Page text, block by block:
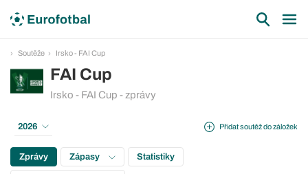
Soutěže Irsko - FAI Cup
FAI Cup
Irsko - FAI Cup - zprávy
Přidat soutěž do záložek
2026
Zprávy Zápasy Statistiky